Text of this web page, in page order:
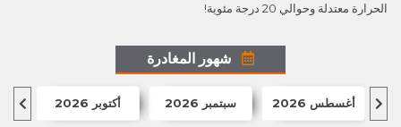
الحرارة معتدلة وحوالي 20 درجة مئوية!
شهور المغادرة
أغسطس 2026 سبتمبر 2026 أكتوبر 2026